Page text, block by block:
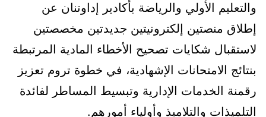
والتعليم الأولي والرياضة بأكادير إداوتنان عن
إطلاق منصتين إلكترونيتين جديدتين مخصصتين
لاستقبال شكايات تصحيح الأخطاء المادية المرتبطة
بنتائج الامتحانات الإشهادية، في خطوة تروم تعزيز
رقمنة الخدمات الإدارية وتبسيط المساطر لفائدة
التلميذات والتلاميذ وأولياء أمورهم.